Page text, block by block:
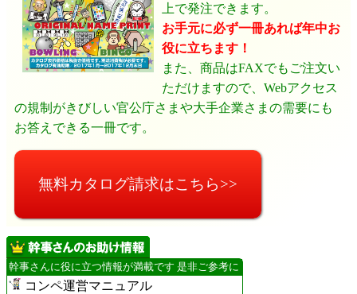
上で発注できます。
お手元に必ず一冊あれば年中お
役に立ちます！
また、商品はFAXでもご注文い
ただけますので、Webアクセス
の規制がきびしい官公庁さまや大手企業さまの需要にも
お答えできる一冊です。
無料カタログ請求はこちら>>
幹事さんに役に立つ情報が満載です 是非ご参考に
コンペ運営マニュアル